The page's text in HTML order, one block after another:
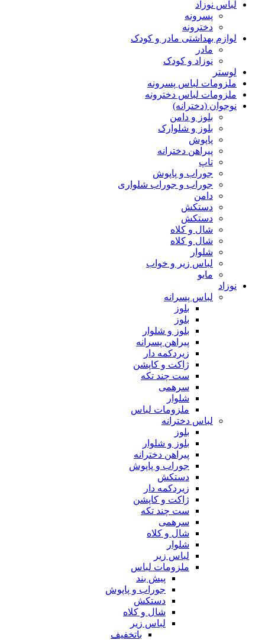
لباس نوزاد
پسرونه
دخترونه
لوازم بهداشتی مادر و کودک
مادر
نوزاد و کودک
لوستر
ملزومات لباس پسرونه
ملزومات لباس دخترونه
نوجوان (دخترانه)
بلوز و دامن
بلوز و شلوارک
پاپوش
پیراهن دخترانه
تاپ
جوراب و پاپوش
جوراب و جوراب شلواری
دامن
دستکش
دستکش
شال و کلاه
شال و کلاه
شلوار
لباس زیر و خواب
مایو
نوزاد
لباس پسرانه
بلوز
بلوز
بلوز و شلوار
پیراهن پسرانه
زیردکمه دار
ژاکت و کاپشن
ست چند تکه
سرهمی
شلوار
ملزومات لباس
لباس دخترانه
بلوز
بلوز و شلوار
پیراهن دخترانه
جوراب و پاپوش
دستکش
زیردکمه دار
ژاکت و کاپشن
ست چند تکه
سرهمی
شال و کلاه
شلوار
لباس زیر
ملزومات لباس
پیش بند
جوراب و پاپوش
دستکش
شال و کلاه
لباس زیر
باتخفیف